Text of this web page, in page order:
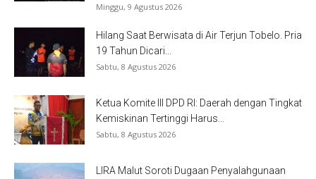
Minggu, 9 Agustus 2026
Hilang Saat Berwisata di Air Terjun Tobelo. Pria
19 Tahun Dicari...
Sabtu, 8 Agustus 2026
Ketua Komite III DPD RI: Daerah dengan Tingkat
Kemiskinan Tertinggi Harus...
Sabtu, 8 Agustus 2026
LIRA Malut Soroti Dugaan Penyalahgunaan